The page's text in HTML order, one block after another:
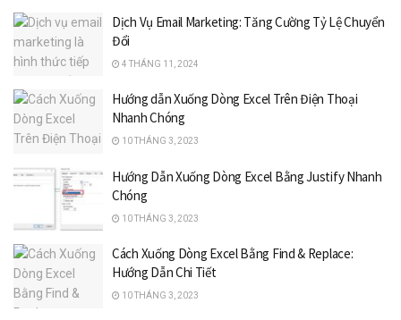
Dịch Vụ Email Marketing: Tăng Cường Tỷ Lệ Chuyển
Đổi
4 THÁNG 11, 2024
Hướng dẫn Xuống Dòng Excel Trên Điện Thoại
Nhanh Chóng
10 THÁNG 3, 2023
Hướng Dẫn Xuống Dòng Excel Bằng Justify Nhanh
Chóng
10 THÁNG 3, 2023
Cách Xuống Dòng Excel Bằng Find & Replace:
Hướng Dẫn Chi Tiết
10 THÁNG 3, 2023